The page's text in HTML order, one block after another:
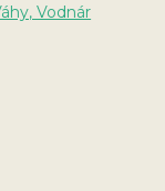
Vodnár